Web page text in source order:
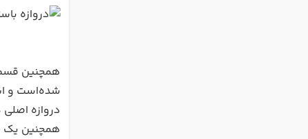
همچنین
شده‌است و
دروازه
همچنین یک طاق در بالای دروازه